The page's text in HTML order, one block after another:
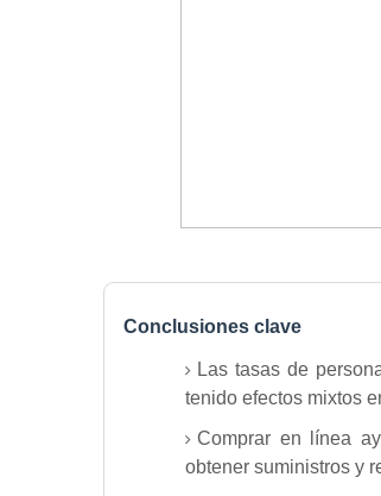
Conclusiones clave
Las tasas de
tenido efectos mixtos
Comprar en línea
obtener suministros y